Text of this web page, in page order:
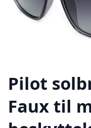
Pilot
Faux til